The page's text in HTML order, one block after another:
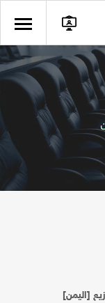
[اليمن]